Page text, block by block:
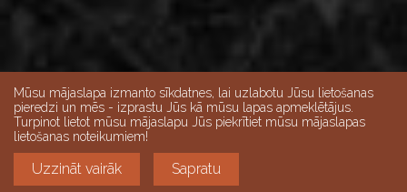
Skatīt lielāku karti
Darba dienās 10:00-18:00, Sestdienās 9:00-15:00,
Svētdien - slēgts
Mūsu mājaslapa izmanto sīkdatnes, lai uzlabotu Jūsu lietošanas
pieredzi un mēs - izprastu Jūs kā mūsu lapas apmeklētājus.
Turpinot lietot mūsu mājaslapu Jūs piekrītiet mūsu mājaslapas
lietošanas noteikumiem!
Uzzināt vairāk Sapratu